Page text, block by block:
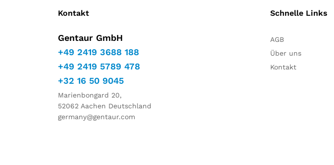
Kontakt
Gentaur GmbH
+49 2419 3688 188
+49 2419 5789 478
+32 16 50 9045
Marienbongard 20,
52062 Aachen Deutschland
germany@gentaur.com
Schnelle Links
AGB
Über uns
Kontakt